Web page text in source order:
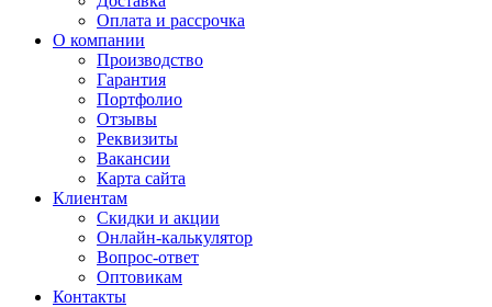
Оплата и рассрочка
О компании
Производство
Гарантия
Портфолио
Отзывы
Реквизиты
Вакансии
Карта сайта
Клиентам
Скидки и акции
Онлайн-калькулятор
Вопрос-ответ
Оптовикам
Контакты